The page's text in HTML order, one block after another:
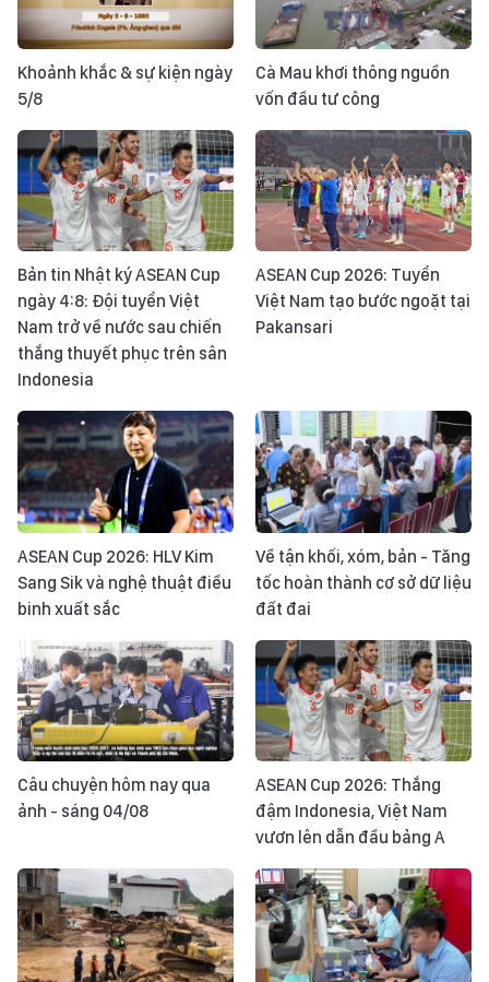
Khoảnh khắc & sự kiện ngày
5/8
Cà Mau khơi thông nguồn
vốn đầu tư công
Bản tin Nhật ký ASEAN Cup
ngày 4:8: Đội tuyển Việt
Nam trở về nước sau chiến
thắng thuyết phục trên sân
Indonesia
ASEAN Cup 2026: Tuyển
Việt Nam tạo bước ngoặt tại
Pakansari
ASEAN Cup 2026: HLV Kim
Sang Sik và nghệ thuật điều
binh xuất sắc
Về tận khối, xóm, bản - Tăng
tốc hoàn thành cơ sở dữ liệu
đất đai
Câu chuyện hôm nay qua
ảnh - sáng 04/08
ASEAN Cup 2026: Thắng
đậm Indonesia, Việt Nam
vươn lên dẫn đầu bảng A